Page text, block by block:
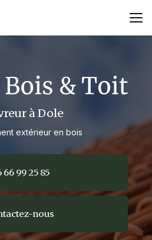
à Dole
extérieur en bois
66 99 25 85
nous